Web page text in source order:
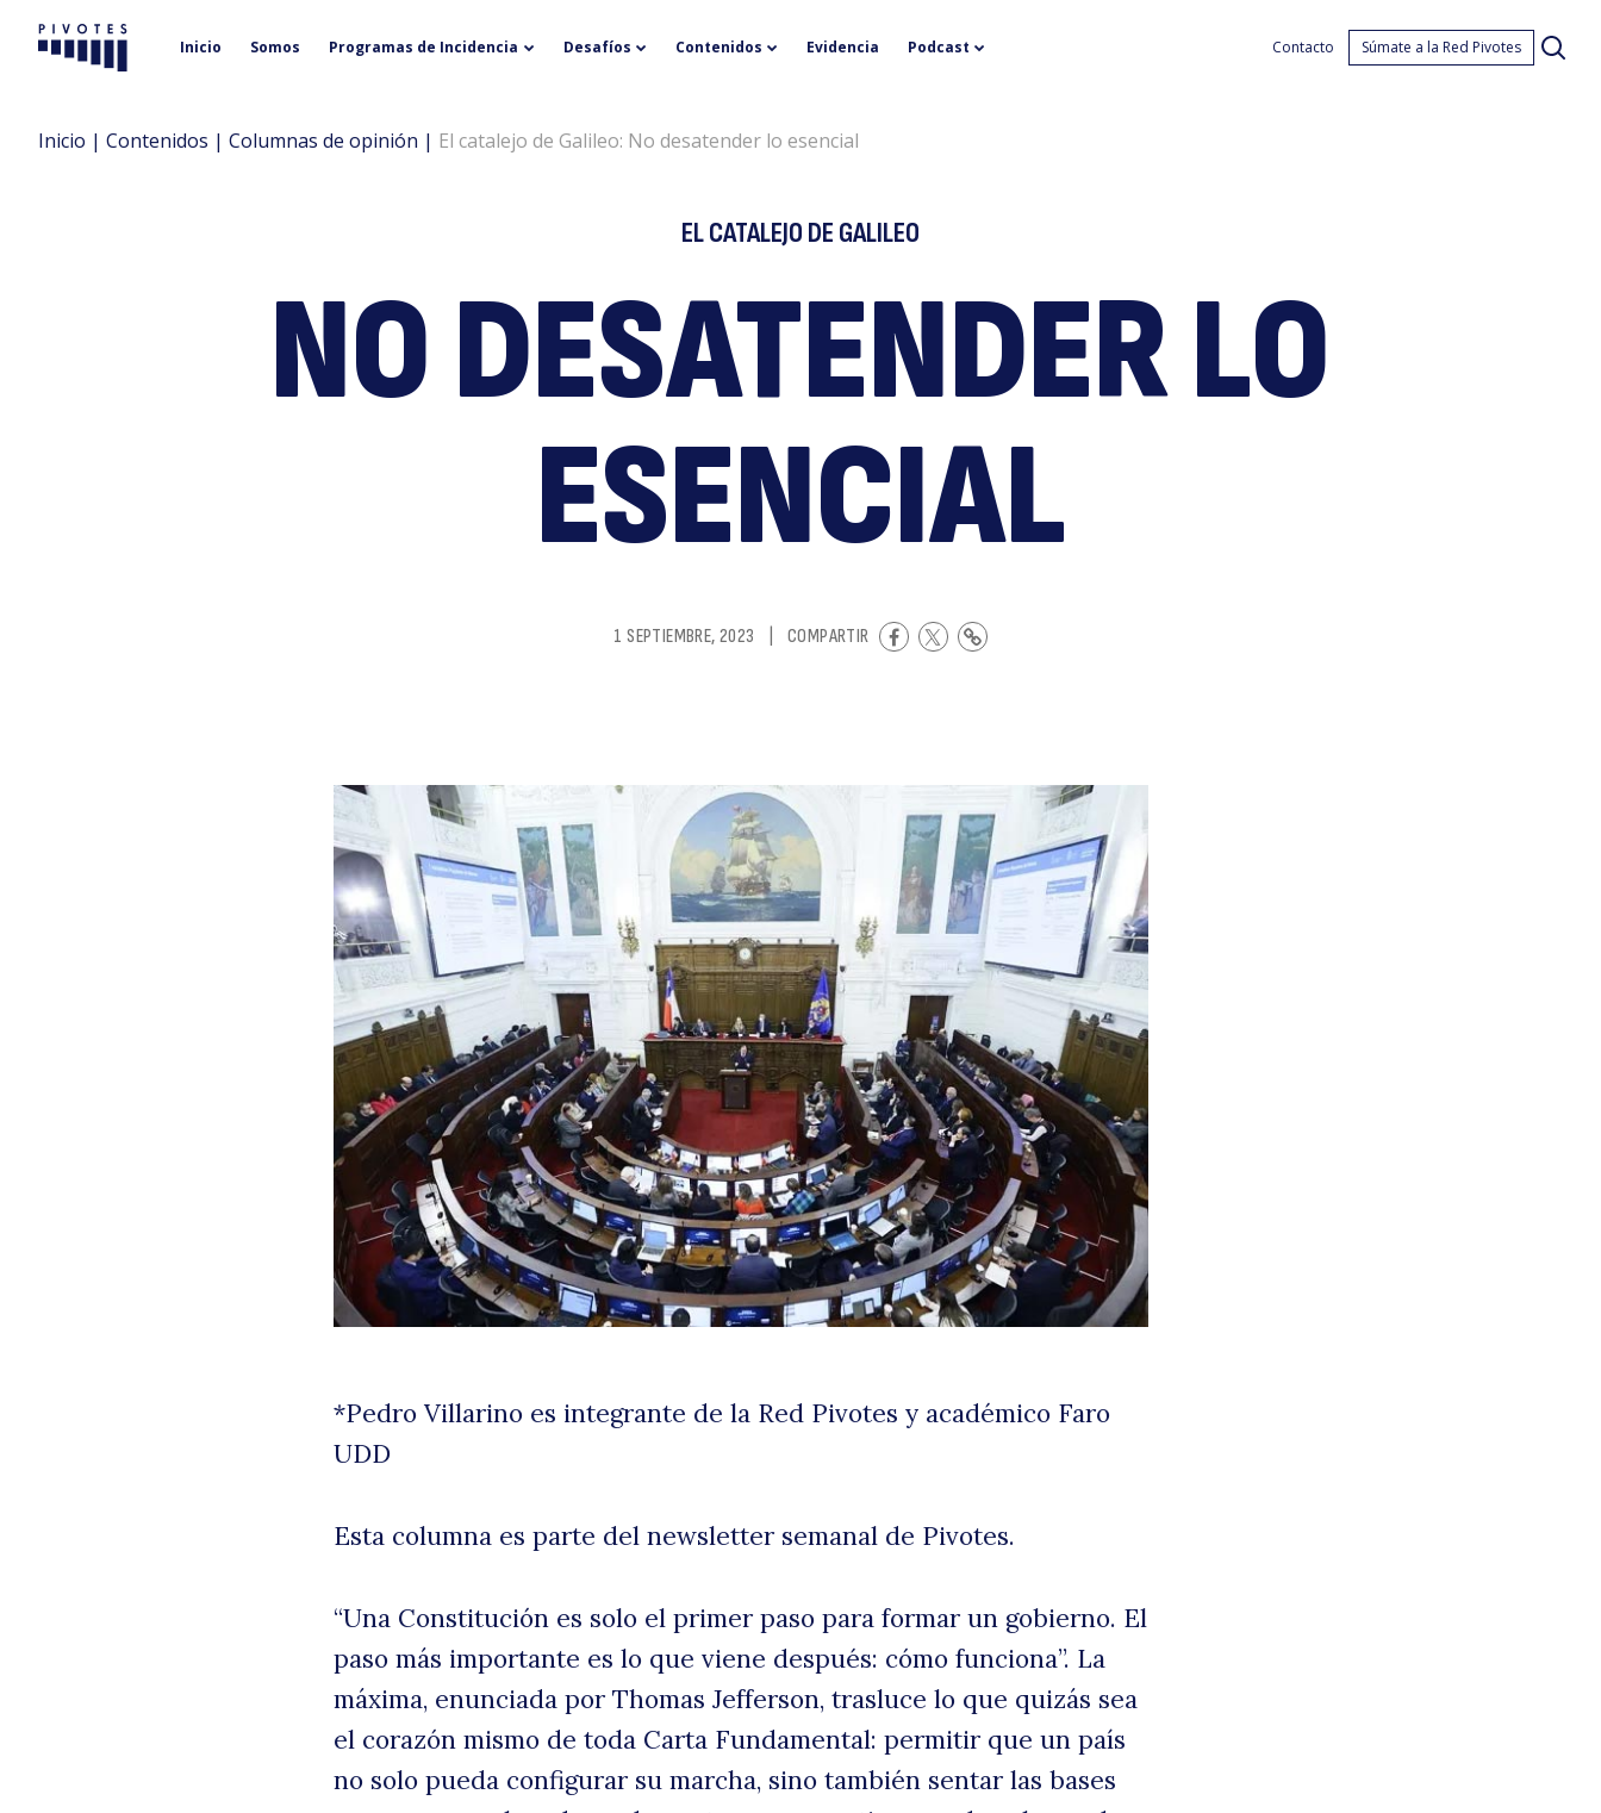
El
de
No
Pivotes Inicio Somos Programas de Incidencia Desafíos Contenidos Evidencia Podcast Contacto Súmate a la Red Pivotes
Inicio | Contenidos | Columnas de opinión | El catalejo de Galileo: No desatender lo esencial
EL CATALEJO DE GALILEO
NO DESATENDER LO
ESENCIAL
1 SEPTIEMBRE, 2023 COMPARTIR
*Pedro Villarino es integrante de la Red Pivotes y académico Faro
UDD
Esta columna es parte del newsletter semanal de Pivotes.
“Una Constitución es solo el primer paso para formar un gobierno. El
paso más importante es lo que viene después: cómo funciona”. La
máxima, enunciada por Thomas Jefferson, trasluce lo que quizás sea
el corazón mismo de toda Carta Fundamental: permitir que un país
no solo pueda configurar su marcha, sino también sentar las bases